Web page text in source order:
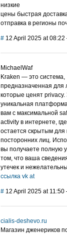
низкие
цены быстрая
отправка в регионы
# 12 April 2025 at 08:22
MichaelWaf
Kraken — это система,
предназначенная для
которые ценят privacy.
уникальная
вам с максимальной
activity в интернете,
остается скрытым для
посторонних лиц.
вы получаете полную
том, что ваша
утечек и
ссылка vk at
# 12 April 2025 at 11:50
cialis-deshevo.ru
Магазин дженериков